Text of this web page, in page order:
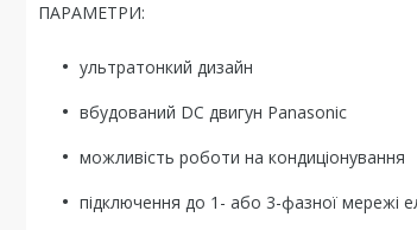
ПАРАМЕТРИ:
ультратонкий дизайн
вбудований DC двигун Panasonic
можливість роботи на кондиціонування
підключення до 1- або 3-фазної мережі